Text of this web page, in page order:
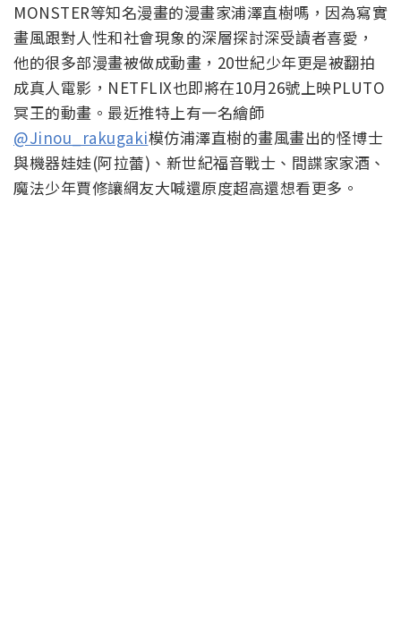
MONSTER等知名漫畫的漫畫家浦澤直樹嗎，因為寫實
畫風跟對人性和社會現象的深層探討深受讀者喜愛，
他的很多部漫畫被做成動畫，20世紀少年更是被翻拍
成真人電影，NETFLIX也即將在10月26號上映PLUTO
冥王的動畫。最近推特上有一名繪師
@Jinou_rakugaki模仿浦澤直樹的畫風畫出的怪博士
與機器娃娃(阿拉蕾)、新世紀福音戰士、間諜家家酒、
魔法少年賈修讓網友大喊還原度超高還想看更多。